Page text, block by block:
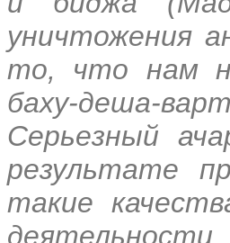
уничтожения
то, что нам
баху-деша-
Серьезный
результате
такие
деятельности,